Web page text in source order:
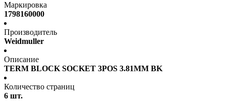
Маркировка
1798160000
Производитель
Weidmuller
Описание
TERM BLOCK SOCKET 3POS 3.81MM BK
Количество страниц
6 шт.